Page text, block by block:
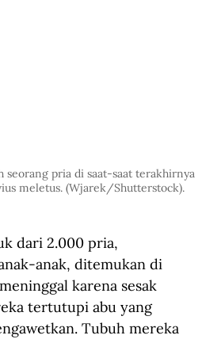
seorang pria di saat-saat terakhirnya
meletus. (Wjarek/Shutterstock).
dari 2.000 pria,
anak, ditemukan di
karena sesak
tertutupi abu yang
Tubuh mereka